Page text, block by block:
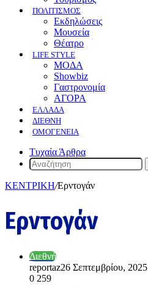
ΠΟΛΙΤΙΣΜΟΣ
Eκδηλώσεις
Mουσεία
Θέατρο
LIFE STYLE
ΜΟΔΑ
Showbiz
Γαστρονομία
ΑΓΟΡΑ
ΕΛΛΆΔΑ
ΔΙΕΘΝΉ
ΟΜΟΓΈΝΕΙΑ
Τυχαία Άρθρα
ΚΕΝΤΡΙΚΗ/Ερντογάν
Ερντογάν
Διεθνή
reportaz26 Σεπτεμβρίου, 2025
0 259